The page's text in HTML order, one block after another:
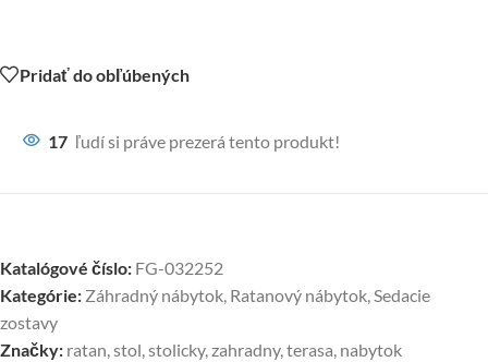
Pridať do obľúbených
17 ľudí si práve prezerá tento produkt!
Katalógové číslo: FG-032252
Kategórie: Záhradný nábytok, Ratanový nábytok,Sedacie
zostavy
Značky: ratan,stol,stolicky,zahradny,terasa, nabytok